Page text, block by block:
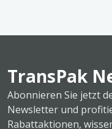
TransPak
Abonnieren Sie jetzt
Newsletter und
Rabattaktionen,